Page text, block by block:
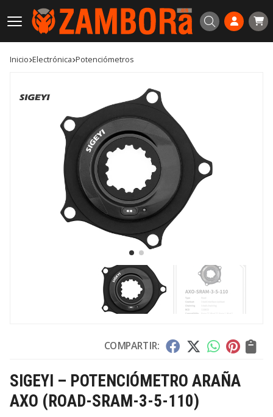
Buscar
Inicio electrónica potenciómetros
COMPARTIR:
SIGEYI – POTENCIÓMETRO ARAÑA
AXO (ROAD-SRAM-3-5-110)